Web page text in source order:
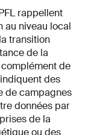
rappellent
au niveau local
transition
de la
de
des
de campagnes
données par
de la
ou des